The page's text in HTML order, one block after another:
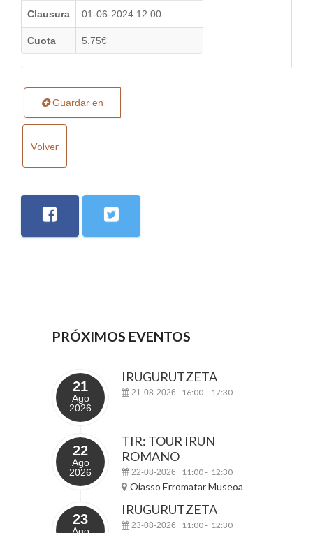
Clausura 01-06-2024 12:00
Cuota 5.75€
Guardar en
Volver
PRÓXIMOS EVENTOS
21
Ago
2026
IRUGURUTZETA
21-08-2026 16:00- 17:30
22
Ago
2026
TIR: TOUR IRUN
ROMANO
22-08-2026 11:00- 12:30
Oiasso Erromatar Museoa
23
IRUGURUTZETA
23-08-2026 11:00- 12:30